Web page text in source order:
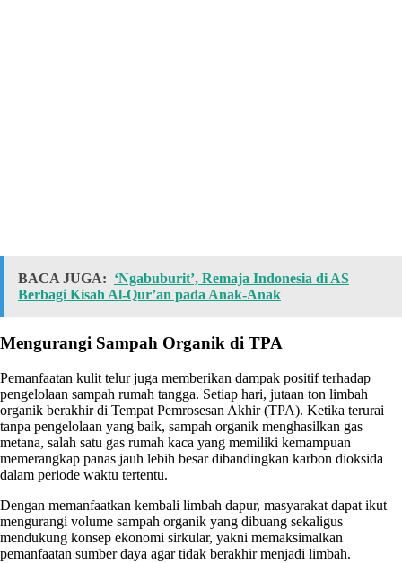
BACA JUGA: ‘Ngabuburit’, Remaja Indonesia di AS
Berbagi Kisah Al-Qur’an pada Anak-Anak
Mengurangi Sampah Organik di TPA
Pemanfaatan kulit telur juga memberikan dampak positif terhadap
pengelolaan sampah rumah tangga. Setiap hari, jutaan ton limbah
organik berakhir di Tempat Pemrosesan Akhir (TPA). Ketika terurai
tanpa pengelolaan yang baik, sampah organik menghasilkan gas
metana, salah satu gas rumah kaca yang memiliki kemampuan
memerangkap panas jauh lebih besar dibandingkan karbon dioksida
dalam periode waktu tertentu.
Dengan memanfaatkan kembali limbah dapur, masyarakat dapat ikut
mengurangi volume sampah organik yang dibuang sekaligus
mendukung konsep ekonomi sirkular, yakni memaksimalkan
pemanfaatan sumber daya agar tidak berakhir menjadi limbah.